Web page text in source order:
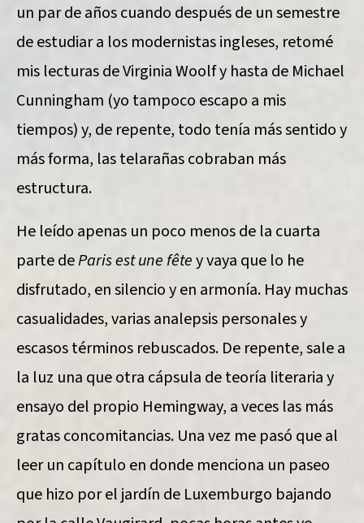
un par de años cuando después de un semestre
de estudiar a los modernistas ingleses, retomé
mis lecturas de Virginia Woolf y hasta de Michael
Cunningham (yo tampoco escapo a mis
tiempos) y, de repente, todo tenía más sentido y
más forma, las telarañas cobraban más
estructura.
He leído apenas un poco menos de la cuarta
parte deParis est une fêtey vaya que lo he
disfrutado, en silencio y en armonía. Hay muchas
casualidades, varias analepsis personales y
escasos términos rebuscados. De repente, sale a
la luz una que otra cápsula de teoría literaria y
ensayo del propio Hemingway, a veces las más
gratas concomitancias. Una vez me pasó que al
leer un capítulo en donde menciona un paseo
que hizo por el jardín de Luxemburgo bajando